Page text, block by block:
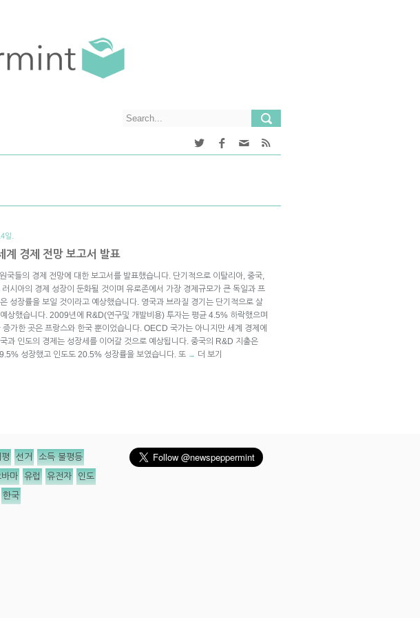
일.
계 경제 전망 보고서 발표
국들의 경제 전망에 대한 보고서를 발표했습니다. 단기적으로 이탈리아, 중국,
러시아의 경제 성장이 둔화될 것이며 유로존에서 가장 경제규모가 큰 독일과 프
성장률을 보일 것이라고 예상했습니다. 영국과 브라질 경기는 단기적으로 살
상했습니다. 2009년에 R&D(연구및 개발비용) 투자는 평균 4.5% 하락했으며
가한 곳은 프랑스와 한국 뿐이었습니다. OECD 국가는 아니지만 세계 경제에
과 인도의 경제는 성장세를 이어갈 것으로 예상됩니다. 중국의 R&D 지출은
성장했고 인도도 20.5% 성장률을 보였습니다. 또 → 더 보기
선거 소득 불평등
마 유럽 유전자 인도
한국